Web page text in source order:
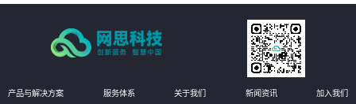
产品与解决方案 服务体系 关于我们 新闻资讯 加入我们